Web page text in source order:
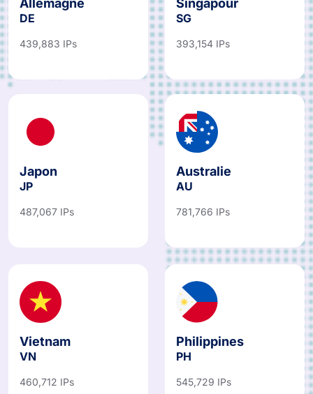
Allemagne
DE
439,883 IPs
Singapour
SG
393,154 IPs
Japon
JP
487,067 IPs
Australie
AU
781,766 IPs
Vietnam
VN
460,712 IPs
Philippines
PH
545,729 IPs